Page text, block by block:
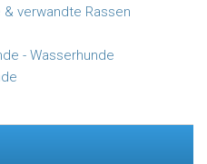
verwandte Rassen
- Wasserhunde